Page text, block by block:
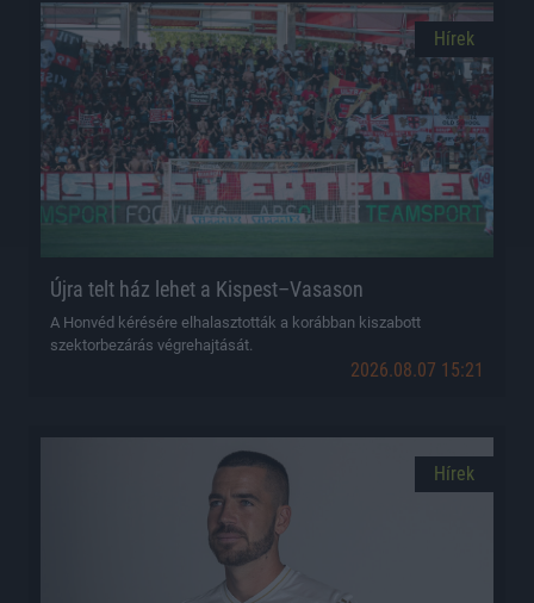
Hírek
Újra telt ház lehet a Kispest–Vasason
A Honvéd kérésére elhalasztották a korábban kiszabott
szektorbezárás végrehajtását.
2026.08.07 15:21
Hírek